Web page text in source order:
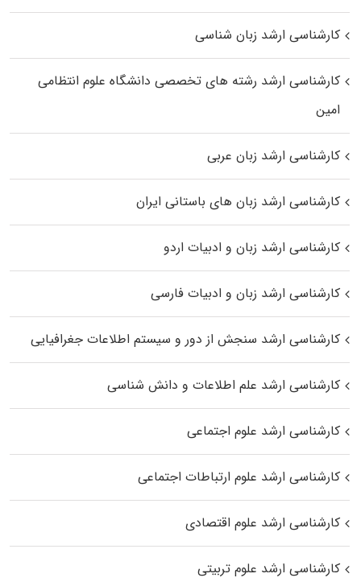
کارشناسی ارشد زبان شناسی
کارشناسی ارشد رﺷﺘﻪ ﻫﺎی تخصصی داﻧﺸﮕﺎه ﻋﻠﻮم انتظامی
اﻣﻴﻦ
کارشناسی ارشد زبان عربی
کارشناسی ارشد زبان‌ های باستانی ایران
کارشناسی ارشد زبان و ادبیات اردو
کارشناسی ارشد زبان و ادبیات فارسی
کارشناسی ارشد سنجش از دور و سیستم اطلاعات جغرافیایی
کارشناسی ارشد علم اطلاعات و دانش شناسی
کارشناسی ارشد علوم اجتماعی
کارشناسی ارشد علوم ارتباطات اجتماعی
کارشناسی ارشد علوم اقتصادی
کارشناسی ارشد علوم تربیتی